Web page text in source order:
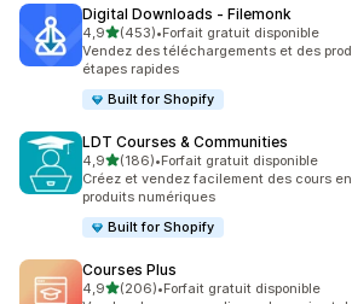
Digital Downloads ‑ Filemonk
4,9étoile(s) sur 5
(453)
453 avis au total
•Forfait gratuit disponible
Vendez des téléchargements et des
étapes rapides
Built for Shopify
LDT Courses & Communities
4,9étoile(s) sur 5
(186)
186 avis au total
•Forfait gratuit disponible
Créez et vendez facilement des cours
produits numériques
Built for Shopify
Courses Plus
4,9étoile(s) sur 5
(206)
206 avis au total
•Forfait gratuit disponible